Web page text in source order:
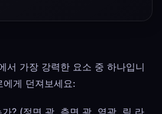
서 가장 강력한 요소 중 하나입니
게 던져보세요:
? (정면 광, 측면 광, 역광, 림 라